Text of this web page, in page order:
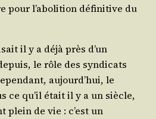
pour l’a­bo­li­tion défi­ni­tive du
il y a déjà près d’un
le rôle des syn­di­cats
aujourd’­hui, le
ce qu’il était il y a un siècle,
plein de vie : c’est un